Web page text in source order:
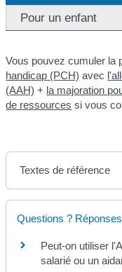
Pour un enfant
Vous pouvez cumuler la
handicap (PCH) avec
(AAH) + la majoration
de ressources si vous
Textes de référence
Questions ?
Peut-on utiliser
salarié ou un